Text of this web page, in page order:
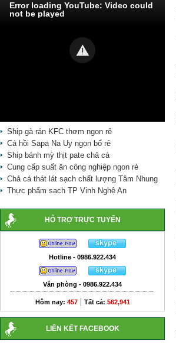
Error loading YouTube: Video could
not be played
Ship gà rán KFC thơm ngon rẻ
Cá hồi Sapa Na Uy ngon bổ rẻ
Ship bánh mỳ thịt pate chả cá
Cung cấp suất ăn công nghiệp ngon rẻ
Chả cá thát lát sạch chất lượng Tâm Nhung
Thực phẩm sạch TP Vinh Nghệ An
HỖ TRỢ TRỰC TUYẾN
Hotline - 0986.922.434
Văn phòng - 0986.922.434
Hôm nay: 457| Tất cả: 562,941
LIÊN KẾT FACEBOOK